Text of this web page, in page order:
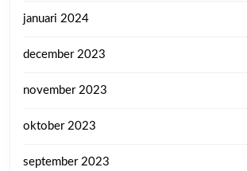
januari 2024
december 2023
november 2023
oktober 2023
september 2023